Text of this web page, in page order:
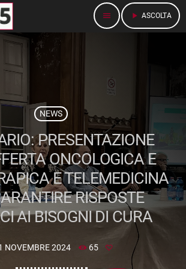
menu play_arrow ASCOLTA
NEWS
PRESENTAZIONE
ONCOLOGICA E
E TELEMEDICINA
RISPOSTE
AI BISOGNI DI CURA
NOVEMBRE 2024 65